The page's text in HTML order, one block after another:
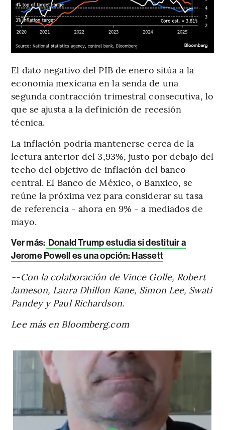
El dato negativo del PIB de enero sitúa a la
economía mexicana en la senda de una
segunda contracción trimestral consecutiva, lo
que se ajusta a la definición de recesión
técnica.
La inflación podría mantenerse cerca de la
lectura anterior del 3,93%, justo por debajo del
techo del objetivo de inflación del banco
central. El Banco de México, o Banxico, se
reúne la próxima vez para considerar su tasa
de referencia - ahora en 9% - a mediados de
mayo.
Ver más: Donald Trump estudia si destituir a
Jerome Powell es una opción: Hassett
--Con la colaboración de Vince Golle, Robert
Jameson, Laura Dhillon Kane, Simon Lee, Swati
Pandey y Paul Richardson.
Lee más en Bloomberg.com